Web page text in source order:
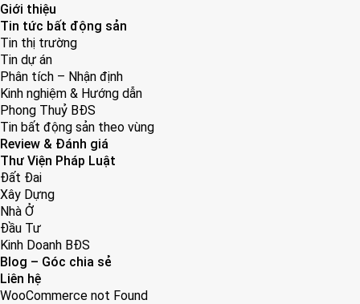
Giới thiệu
Tin tức bất động sản
Tin thị trường
Tin dự án
Phân tích – Nhận định
Kinh nghiệm & Hướng dẫn
Phong Thuỷ BĐS
Tin bất động sản theo vùng
Review & Đánh giá
Thư Viện Pháp Luật
Đất Đai
Xây Dựng
Nhà Ở
Đầu Tư
Kinh Doanh BĐS
Blog – Góc chia sẻ
Liên hệ
WooCommerce not Found